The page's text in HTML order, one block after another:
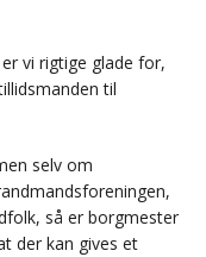
vi rigtige glade for,
til
selv om
så er borgmester
der kan gives et